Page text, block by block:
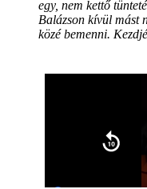
egy, nem kettő
Balázson kívül mást
közé bemenni.